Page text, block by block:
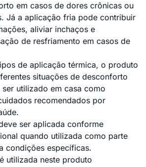
em casos de dores crônicas ou
Já a aplicação fria pode contribuir
aliviar inchaços e
de resfriamento em casos de
de aplicação térmica, o produto
situações de desconforto
utilizado em casa como
recomendados por
ser aplicada conforme
quando utilizada como parte
condições específicas.
utilizada neste produto